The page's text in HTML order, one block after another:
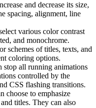
and decrease its size,
spacing, alignment, line
various color contrast
and monochrome.
schemes of titles, texts, and
coloring options.
stop all running animations
controlled by the
CSS flashing transitions.
choose to emphasize
titles. They can also